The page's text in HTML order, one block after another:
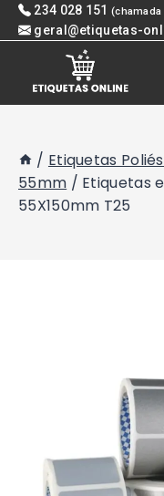
Skip 234 028 151 (chamada
geral@etiquetas-
/ Etiquetas
55mm / Etiquetas
55X150mm T25